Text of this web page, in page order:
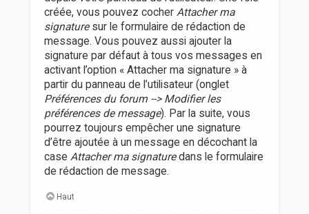
créée, vous pouvez cocher Attacher ma
signaturesur le formulaire de rédaction de
message. Vous pouvez aussi ajouter la
signature par défaut à tous vos messages en
activant l’option « Attacher ma signature » à
partir du panneau de l’utilisateur (onglet
Préférences du forum --> Modifier les
préférences de message). Par la suite, vous
pourrez toujours empêcher une signature
d’être ajoutée à un message en décochant la
case Attacher ma signaturedans le formulaire
de rédaction de message.
Haut